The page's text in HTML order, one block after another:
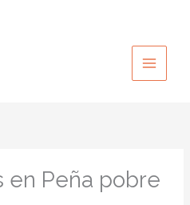
en Peña pobre